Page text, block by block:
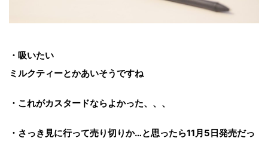
・吸いたい
ミルクティーとかあいそうですね
・これがカスタードならよかった、、、
・さっき見に行って売り切りか…と思ったら11月5日発売だっ